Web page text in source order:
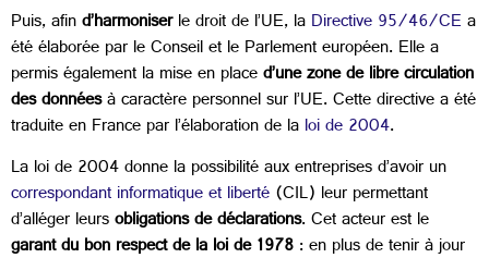
Puis, afind’harmoniserle droit de l’UE, laDirective 95/46/CEa
été élaborée par le Conseil et le Parlement européen. Elle a
permis également la mise en placed’une zone de libre circulation
des donnéesà caractère personnel sur l’UE. Cette directive a été
traduite en France par l’élaboration de laloi de 2004.
La loi de 2004 donne la possibilité aux entreprises d’avoir un
correspondant informatique et liberté(CIL) leur permettant
d’alléger leursobligations de déclarations. Cet acteur est le
garant du bon respect de la loi de 1978: en plus de tenir à jour